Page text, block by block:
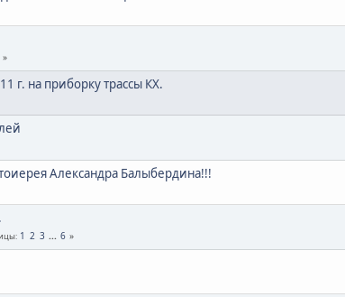
г. на приборку трассы КХ.
Александра Балыбердина!!!
1 2 3 ... 6